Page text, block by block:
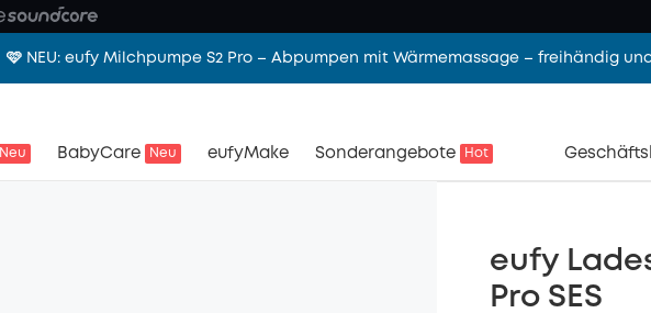
🩷 NEU: eufy Milchpumpe S2 Pro – Abpumpen mit Wärmemassage – freihändig
Neu BabyCare Neu eufyMake Sonderangebote Hot
eufy
Pro SES